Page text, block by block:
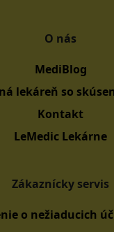
O nás
MediBlog
lekáreň so
Kontakt
LeMedic Lekárne
Zákaznícky servis
o nežiaducich